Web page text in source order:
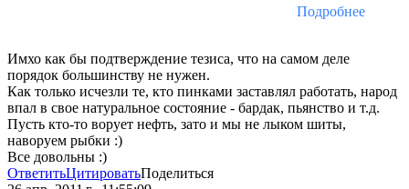
Подробнее
Имхо как бы подтверждение тезиса, что на самом деле
порядок большинству не нужен.
Как только исчезли те, кто пинками заставлял работать, народ
впал в свое натуральное состояние - бардак, пьянство и т.д.
Пусть кто-то ворует нефть, зато и мы не лыком шиты,
наворуем рыбки :)
Все довольны :)
ОтветитьЦитироватьПоделиться